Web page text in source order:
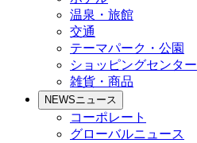
温泉・旅館
交通
テーマパーク・公園
ショッピングセンター
雑貨・商品
NEWSニュース
コーポレート
グローバルニュース